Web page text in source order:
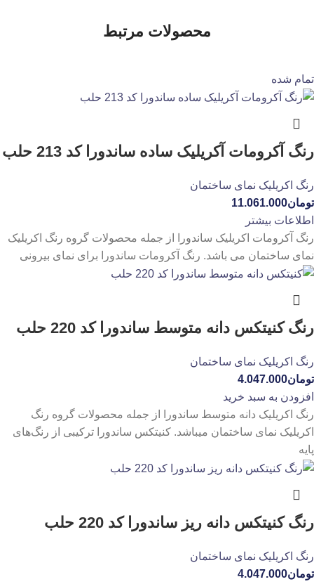
محصولات مرتبط
تمام شده
رنگ آکرومات آکریلیک ساده ساندورا کد 213 حلب
رنگ اکریلیک نمای ساختمان
تومان11.061.000
اطلاعات بیشتر
رنگ آکرومات اکریلیک ساندورا از جمله محصولات گروه رنگ اکریلیک
نمای ساختمان می باشد. رنگ آکرومات ساندورا برای نمای بیرونی
رنگ کنیتکس دانه متوسط ساندورا کد 220 حلب
رنگ اکریلیک نمای ساختمان
تومان4.047.000
افزودن به سبد خرید
رنگ اکریلیک دانه متوسط ساندورا از جمله محصولات گروه رنگ
اکریلیک نمای ساختمان میباشد. کنیتکس ساندورا ترکیبی از رنگ‌های
پایه
رنگ کنیتکس دانه ریز ساندورا کد 220 حلب
رنگ اکریلیک نمای ساختمان
تومان4.047.000